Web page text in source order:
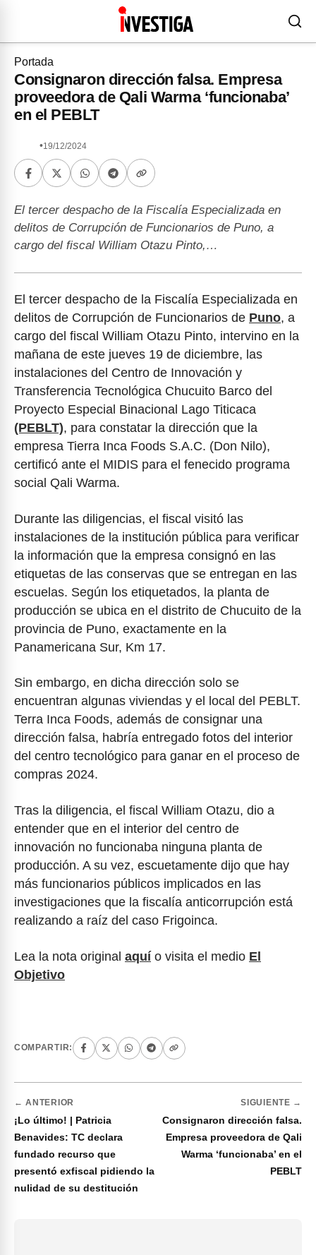
Portada
Consignaron dirección falsa. Empresa
proveedora de Qali Warma ‘funcionaba’
en el PEBLT
•19/12/2024
El tercer despacho de la Fiscalía Especializada en
delitos de Corrupción de Funcionarios de Puno, a
cargo del fiscal William Otazu Pinto,…
El tercer despacho de la Fiscalía Especializada en
delitos de Corrupción de Funcionarios de Puno, a
cargo del fiscal William Otazu Pinto, intervino en la
mañana de este jueves 19 de diciembre, las
instalaciones del Centro de Innovación y
Transferencia Tecnológica Chucuito Barco del
Proyecto Especial Binacional Lago Titicaca
(PEBLT), para constatar la dirección que la
empresa Tierra Inca Foods S.A.C. (Don Nilo),
certificó ante el MIDIS para el fenecido programa
social Qali Warma.
Durante las diligencias, el fiscal visitó las
instalaciones de la institución pública para verificar
la información que la empresa consignó en las
etiquetas de las conservas que se entregan en las
escuelas. Según los etiquetados, la planta de
producción se ubica en el distrito de Chucuito de la
provincia de Puno, exactamente en la
Panamericana Sur, Km 17.
Sin embargo, en dicha dirección solo se
encuentran algunas viviendas y el local del PEBLT.
Terra Inca Foods, además de consignar una
dirección falsa, habría entregado fotos del interior
del centro tecnológico para ganar en el proceso de
compras 2024.
Tras la diligencia, el fiscal William Otazu, dio a
entender que en el interior del centro de
innovación no funcionaba ninguna planta de
producción. A su vez, escuetamente dijo que hay
más funcionarios públicos implicados en las
investigaciones que la fiscalía anticorrupción está
realizando a raíz del caso Frigoinca.
Lea la nota original aquío visita el medio El
Objetivo
COMPARTIR:
← ANTERIOR
¡Lo último! | Patricia
Benavides: TC declara
fundado recurso que
presentó exfiscal pidiendo la
nulidad de su destitución
SIGUIENTE →
Consignaron dirección falsa.
Empresa proveedora de Qali
Warma ‘funcionaba’ en el
PEBLT